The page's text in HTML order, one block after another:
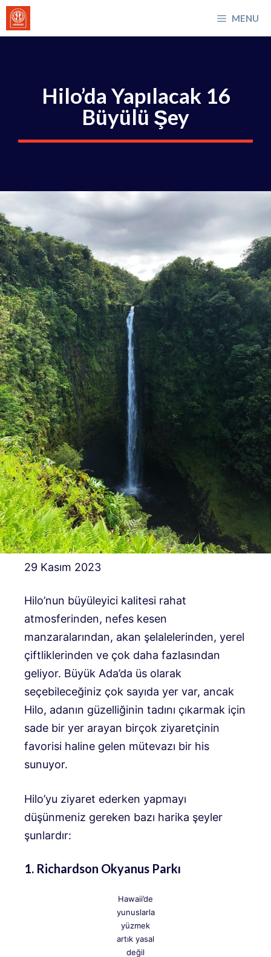
İçeriğe
atla
MENU
Hilo’da Yapılacak 16
Büyülü Şey
29 Kasım 2023
Hilo’nun büyüleyici kalitesi rahat
atmosferinden, nefes kesen
manzaralarından, akan şelalelerinden, yerel
çiftliklerinden ve çok daha fazlasından
geliyor. Büyük Ada’da üs olarak
seçebileceğiniz çok sayıda yer var, ancak
Hilo, adanın güzelliğinin tadını çıkarmak için
sade bir yer arayan birçok ziyaretçinin
favorisi haline gelen mütevazı bir his
sunuyor.
Hilo’yu ziyaret ederken yapmayı
düşünmeniz gereken bazı harika şeyler
şunlardır:
1. Richardson Okyanus Parkı
Hawaii’de
yunuslarla
yüzmek
artık yasal
değil